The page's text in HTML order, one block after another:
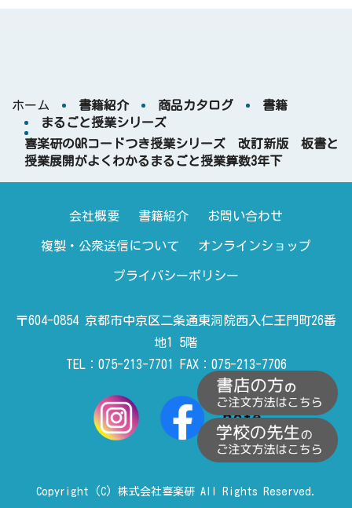
ホーム 書籍紹介 商品カタログ
書籍
まるごと授業シリーズ
喜楽研のQRコードつき授業シリーズ 改訂新版 板書と
授業展開がよくわかるまるごと授業算数3年下
会社概要 書籍紹介 お問い合わせ
複製・公衆送信について オンラインショップ
プライバシーポリシー
〒604-0854 京都市中京区二条通東洞院西入仁王門町26番
地1 5階
TEL：075-213-7701 FAX：075-213-7706
Copyright (C) 株式会社喜楽研 All Rights Reserved.